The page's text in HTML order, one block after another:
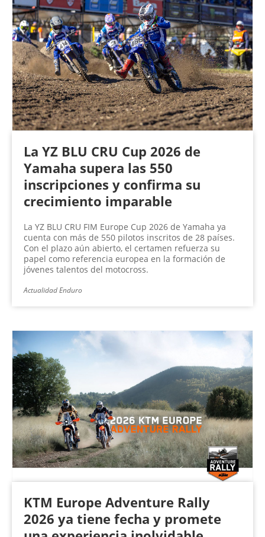
La YZ BLU CRU Cup 2026 de
Yamaha supera las 550
inscripciones y confirma su
crecimiento imparable
La YZ BLU CRU FIM Europe Cup 2026 de Yamaha ya
cuenta con más de 550 pilotos inscritos de 28 países.
Con el plazo aún abierto, el certamen refuerza su
papel como referencia europea en la formación de
jóvenes talentos del motocross.
Actualidad Enduro
KTM Europe Adventure Rally
2026 ya tiene fecha y promete